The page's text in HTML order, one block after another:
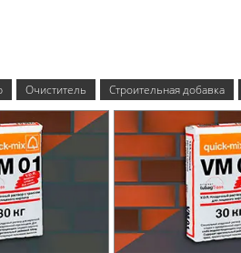
Очиститель Строительная добавка